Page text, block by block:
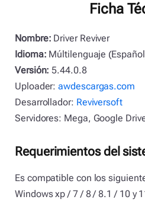
Ficha
Nombre: Driver Reviver
Idioma: Múltilenguaje
Versión: 5.44.0.8
Uploader:awdescargas.com
Desarrollador: Reviversoft
Servidores: Mega, Google
Requerimientos del
Es compatible con los
Windows xp / 7 / 8 / 8.1 / 10 y